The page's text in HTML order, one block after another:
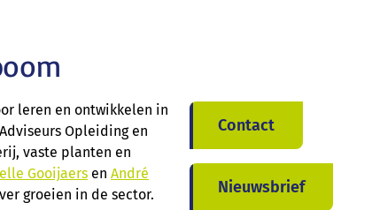
leren en ontwikkelen in
Opleiding en
vaste planten en
Gooijaers en André
groeien in de sector.
Contact
Nieuwsbrief